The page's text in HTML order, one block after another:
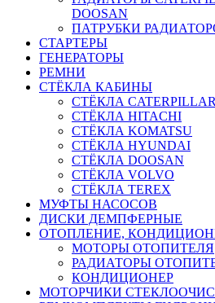
DOOSAN
ПАТРУБКИ
СТАРТЕРЫ
ГЕНЕРАТОРЫ
РЕМНИ
СТЁКЛА КАБИНЫ
СТЁКЛА CATERPILLAR
СТЁКЛА HITACHI
СТЁКЛА KOMATSU
СТЁКЛА HYUNDAI
СТЁКЛА DOOSAN
СТЁКЛА VOLVO
СТЁКЛА TEREX
МУФТЫ НАСОСОВ
ДИСКИ ДЕМПФЕРНЫЕ
ОТОПЛЕНИЕ,
МОТОРЫ ОТОПИТЕЛЯ
РАДИАТОРЫ
КОНДИЦИОНЕР
МОТОРЧИКИ